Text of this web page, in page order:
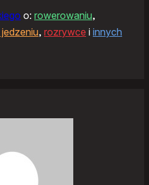
o: rowerowaniu,
, rozrywce i innych